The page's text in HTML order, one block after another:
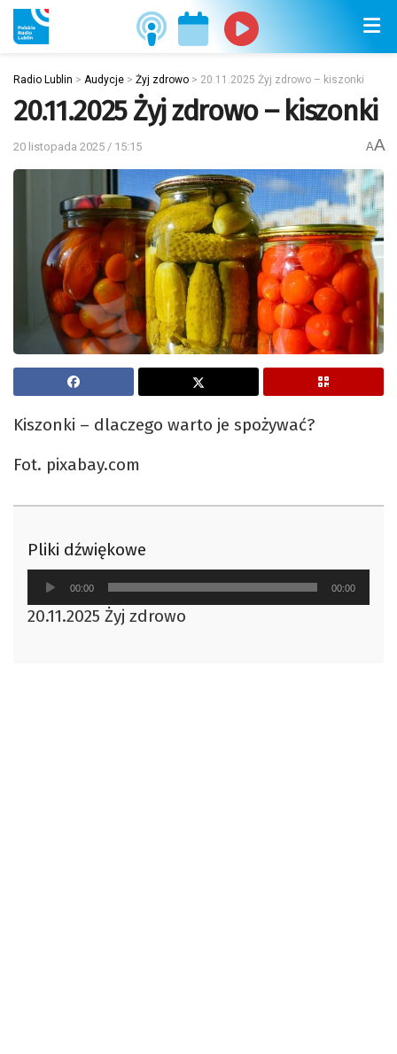
Radio Lublin > Audycje > Żyj zdrowo > 20.11.2025 Żyj zdrowo – kiszonki
20.11.2025 Żyj zdrowo – kiszonki
20 listopada 2025 / 15:15 AA
Kiszonki – dlaczego warto je spożywać?
Fot. pixabay.com
Pliki dźwiękowe
Odtwarzacz
plików
dźwiękowych
00:00 00:00
20.11.2025 Żyj zdrowo